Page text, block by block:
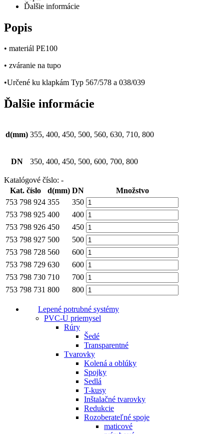
Ďalšie informácie
Popis
• materiál PE100
• zváranie na tupo
•Určené ku klapkám Typ 567/578 a 038/039
Ďalšie informácie
d(mm) 355, 400, 450, 500, 560, 630, 710, 800
DN 350, 400, 450, 500, 600, 700, 800
Katalógové číslo: -
Kat. číslo
d(mm) DN
Množstvo
753 798 924 355
350
753 798 925 400
400
753 798 926 450
450
753 798 927 500
500
753 798 728 560
600
753 798 729 630
600
753 798 730 710
700
753 798 731 800 800
Lepené potrubné systémy
PVC-U priemysel
Rúry
Šedé
Transparentné
Tvarovky
Kolená a oblúky
Spojky
Sedlá
T-kusy
Inštalačné tvarovky
Redukcie
Rozoberateľné spoje
maticové